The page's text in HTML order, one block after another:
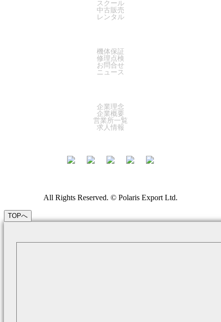
スクール
中古販売
レンタル
機体保証
修理点検
お問合せ
ニュース
企業理念
企業概要
営業所一覧
求人情報
All Rights Reserved. © Polaris Export Ltd.
TOPへ